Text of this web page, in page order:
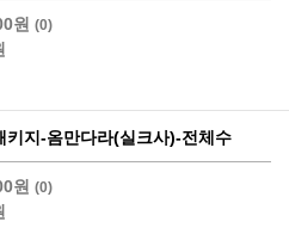
원 (0)
키지-옴만다라(실크사)-전체수
원 (0)